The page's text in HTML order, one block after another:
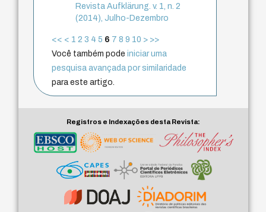
Revista Aufklärung. v. 1, n. 2
(2014), Julho-Dezembro
<< < 1 2 3 4 5 6 7 8 9 10 > >>
Você também podeiniciar uma
pesquisa avançada por similaridade
para este artigo.
Registros e Indexações desta Revista: